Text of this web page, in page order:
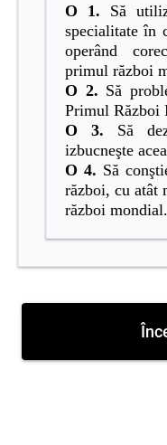
O 1.
Să
specialitate în
operând
primul război
O 2. Să
Primul Război
O 3. Să
izbucneşte
O 4. Să
război, cu atât
război mondial.